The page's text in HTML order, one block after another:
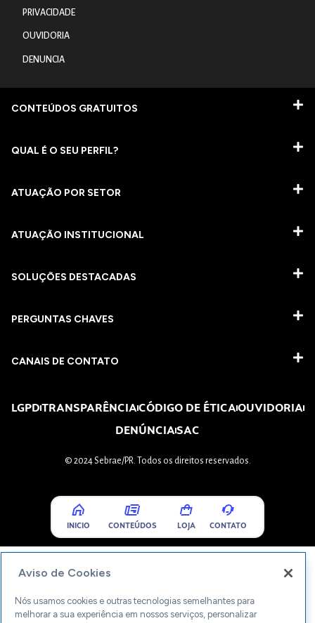
PRIVACIDADE
OUVIDORIA
DENUNCIA
CONTEÚDOS GRATUITOS
QUAL É O SEU PERFIL?
ATUAÇÃO POR SETOR
ATUAÇÃO INSTITUCIONAL
SOLUÇÕES DESTACADAS
PERGUNTAS CHAVES​
CANAIS DE CONTATO
LGPDTRANSPARÊNCIACÓDIGO DE ÉTICAOUVIDORIA
DENÚNCIASAC
© 2024 Sebrae/PR. Todos os direitos reservados.
INICIO CONTEÚDOS LOJA CONTATO
Aviso de Cookies
Nós usamos cookies e outras tecnologias semelhantes para
melhorar a sua experiência em nossos serviços, personalizar